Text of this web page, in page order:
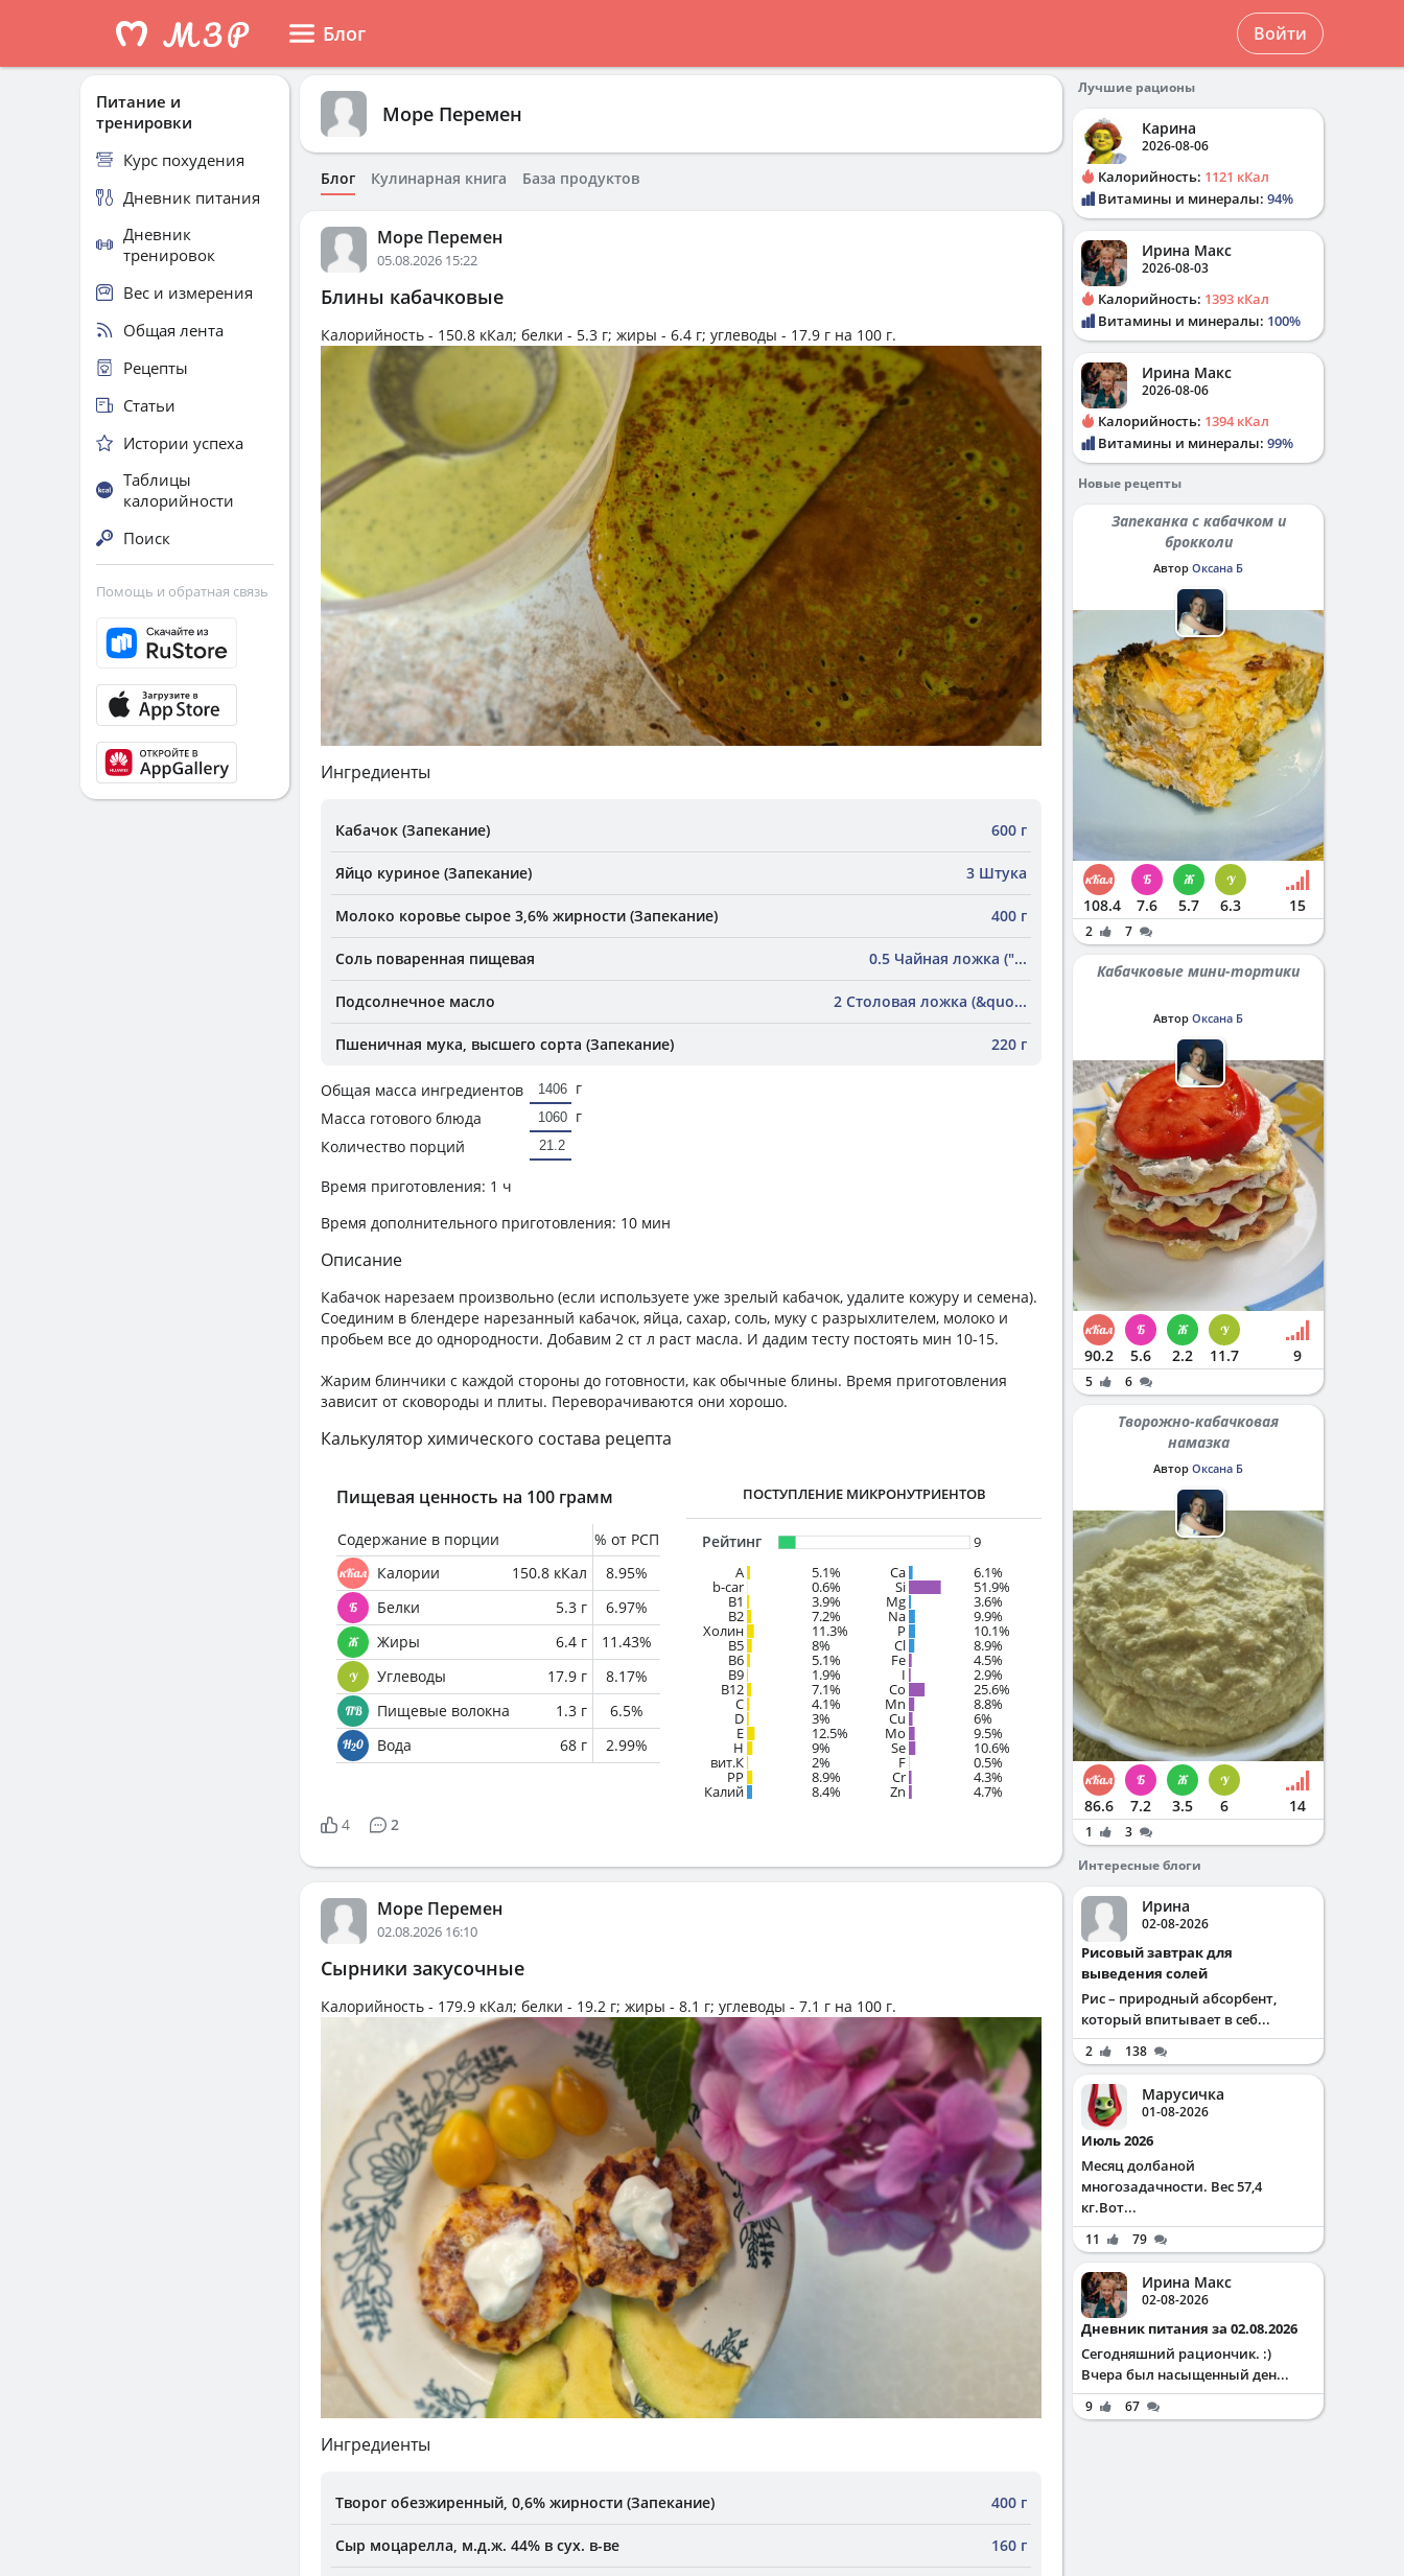
Блог Войти
Море Перемен
Блог Кулинарная книга База продуктов
Море Перемен
05.08.2026 15:22
Блины кабачковые
Калорийность - 150.8 кКал; белки - 5.3 г; жиры - 6.4 г; углеводы - 17.9 г на 100 г.
Ингредиенты
Кабачок (Запекание) 600 г
Яйцо куриное (Запекание) 3 Штука
Молоко коровье сырое 3,6% жирности (Запекание) 400 г
Соль поваренная пищевая 0.5 Чайная ложка ("...
Подсолнечное масло 2 Столовая ложка (&quo...
Пшеничная мука, высшего сорта (Запекание) 220 г
Общая масса ингредиентов
г
Масса готового блюда
г
Количество порций
Время приготовления: 1 ч
Время дополнительного приготовления: 10 мин
Описание
Кабачок нарезаем произвольно (если используете уже зрелый кабачок, удалите кожуру и семена).
Соединим в блендере нарезанный кабачок, яйца, сахар, соль, муку с разрыхлителем, молоко и
пробьем все до однородности. Добавим 2 ст л раст масла. И дадим тесту постоять мин 10-15.
Жарим блинчики с каждой стороны до готовности, как обычные блины. Время приготовления
зависит от сковороды и плиты. Переворачиваются они хорошо.
Калькулятор химического состава рецепта
Пищевая ценность на 100 грамм
Содержание в порции
% от РСП
Калории
150.8 кКал
8.95%
Белки
5.3 г
6.97%
Жиры
6.4 г
11.43%
Углеводы
17.9 г
8.17%
Пищевые волокна
1.3 г
6.5%
Вода
68 г 2.99%
ПОСТУПЛЕНИЕ МИКРОНУТРИЕНТОВ
Рейтинг
9
A
5.1%
b-car 0.6%
В1 3.9%
B2 7.2%
Холин 11.3%
B5 8%
B6 5.1%
B9 1.9%
B12 7.1%
C 4.1%
D 3%
E 12.5%
H 9%
вит.К 2%
PP 8.9%
Калий 8.4%
Ca 6.1%
Si 51.9%
Mg 3.6%
Na 9.9%
P 10.1%
Cl 8.9%
Fe 4.5%
I 2.9%
Co 25.6%
Mn 8.8%
Cu 6%
Mo 9.5%
Se 10.6%
F 0.5%
Cr 4.3%
Zn 4.7%
4 2
Море Перемен
02.08.2026 16:10
Сырники закусочные
Калорийность - 179.9 кКал; белки - 19.2 г; жиры - 8.1 г; углеводы - 7.1 г на 100 г.
Ингредиенты
Творог обезжиренный, 0,6% жирности (Запекание) 400 г
Сыр моцарелла, м.д.ж. 44% в сух. в-ве 160 г
Питание и
тренировки
Курс похудения
Дневник питания
Дневник
тренировок
Вес и измерения
Общая лента
Рецепты
Статьи
Истории успеха
Таблицы
калорийности
Поиск
Помощь и обратная связь
Лучшие рационы
Карина
2026-08-06
Калорийность: 1121 кКал
Витамины и минералы: 94%
Ирина Макс
2026-08-03
Калорийность: 1393 кКал
Витамины и минералы: 100%
Ирина Макс
2026-08-06
Калорийность: 1394 кКал
Витамины и минералы: 99%
Новые рецепты
Запеканка с кабачком и
брокколи
Автор Оксана Б
108.4 7.6 5.7 6.3 15
2 7
Кабачковые мини-тортики
Автор Оксана Б
90.2 5.6 2.2 11.7 9
5 6
Творожно-кабачковая
намазка
Автор Оксана Б
86.6 7.2 3.5 6 14
1
3
Интересные блоги
Ирина
02-08-2026
Рисовый завтрак для
выведения солей
Рис – природный абсорбент,
который впитывает в себ...
2 138
Марусичка
01-08-2026
Июль 2026
Месяц долбаной
многозадачности. Вес 57,4
кг.Вот...
11 79
Ирина Макс
02-08-2026
Дневник питания за 02.08.2026
Сегодняшний рациончик. :)
Вчера был насыщенный ден...
9 67